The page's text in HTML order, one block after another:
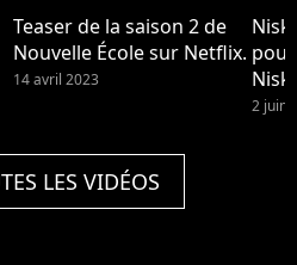
Teaser de la saison 2 de
Nouvelle École sur Netflix.
14 avril 2023
2 juin
LES VIDÉOS